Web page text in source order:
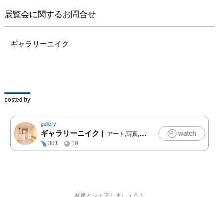
展覧会に関するお問合せ
ギャラリーニイク
posted by
gallery
ギャラリーニイク |
アート,写真,クラフト,ファッション
331
10